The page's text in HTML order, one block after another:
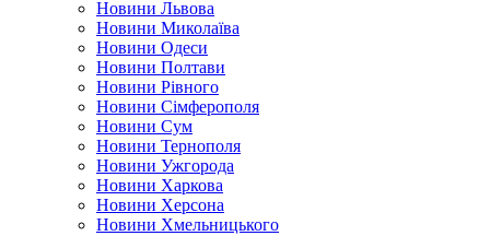
Новини Львова
Новини Миколаїва
Новини Одеси
Новини Полтави
Новини Рівного
Новини Сімферополя
Новини Сум
Новини Тернополя
Новини Ужгорода
Новини Харкова
Новини Херсона
Новини Хмельницького